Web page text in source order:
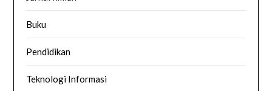
Buku
Pendidikan
Teknologi Informasi